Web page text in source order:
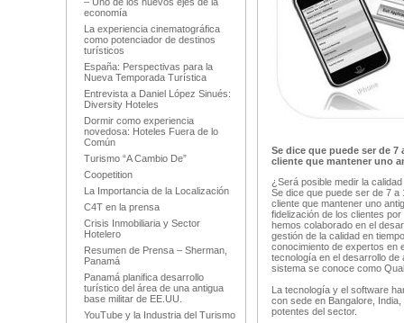
economía
La experiencia cinematográfica
como potenciador de destinos
turísticos
España: Perspectivas para la
Nueva Temporada Turística
Entrevista a Daniel López Sinués:
Diversity Hoteles
Dormir como experiencia
novedosa: Hoteles Fuera de lo
Común
Turismo “A Cambio De”
Coopetition
La Importancia de la Localización
C4T en la prensa
Crisis Inmobiliaria y Sector
Hotelero
Resumen de Prensa – Sherman,
Panamá
Panamá planifica desarrollo
turístico del área de una antigua
base militar de EE.UU.
YouTube y la Industria del Turismo
Se dice que puede ser de
cliente que mantener uno
¿Será posible medir la
Se dice que puede ser de 7
cliente que mantener uno
fidelización de los clientes
hemos colaborado en el
gestión de la calidad en
conocimiento de expertos en
tecnología en el desarrollo
sistema se conoce como
La tecnología y el software
con sede en Bangalore,
potentes del sector.